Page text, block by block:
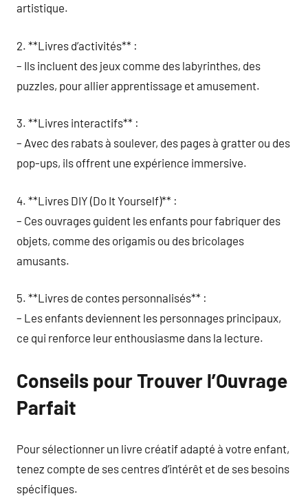
artistique.
2. **Livres d’activités** :
– Ils incluent des jeux comme des labyrinthes, des
puzzles, pour allier apprentissage et amusement.
3. **Livres interactifs** :
– Avec des rabats à soulever, des pages à gratter ou des
pop-ups, ils offrent une expérience immersive.
4. **Livres DIY (Do It Yourself)** :
– Ces ouvrages guident les enfants pour fabriquer des
objets, comme des origamis ou des bricolages
amusants.
5. **Livres de contes personnalisés** :
– Les enfants deviennent les personnages principaux,
ce qui renforce leur enthousiasme dans la lecture.
Conseils pour Trouver l’Ouvrage
Parfait
Pour sélectionner un livre créatif adapté à votre enfant,
tenez compte de ses centres d’intérêt et de ses besoins
spécifiques.